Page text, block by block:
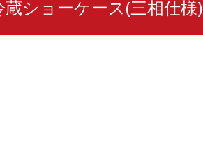
蔵ショーケース(三相仕様)